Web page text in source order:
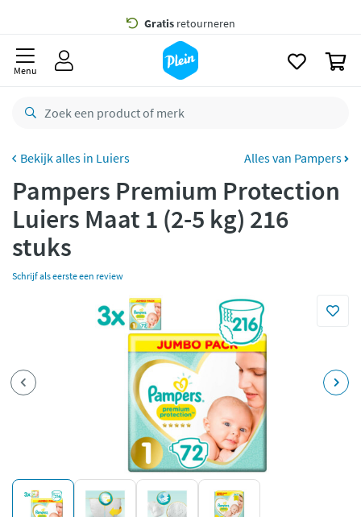
Gratis bezorging vanaf 35,- *
besteld,maandag
retourneren
Betaal met Klarna
Menu
Luiers Alles van Pampers
Pampers Premium Protection
Luiers Maat 1 (2-5 kg) 216
stuks
Schrijf als eerste een review